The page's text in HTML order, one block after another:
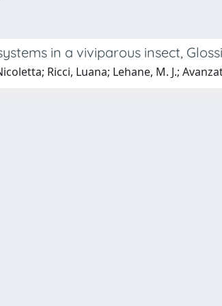
in a viviparous insect,
Ricci, Luana; Lehane, M. J.;